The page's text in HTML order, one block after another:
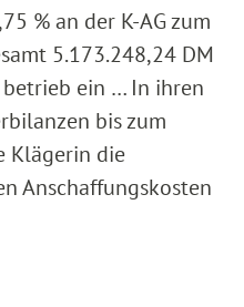
% an der K-AG zum
5.173.248,24 DM
betrieb ein … In ihren
bis zum
Klägerin die
Anschaffungskosten